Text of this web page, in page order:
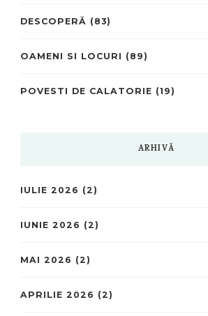
DESCOPERĂ (83)
OAMENI SI LOCURI (89)
POVESTI DE CALATORIE (19)
ARHIVĂ
IULIE 2026 (2)
IUNIE 2026 (2)
MAI 2026 (2)
APRILIE 2026 (2)